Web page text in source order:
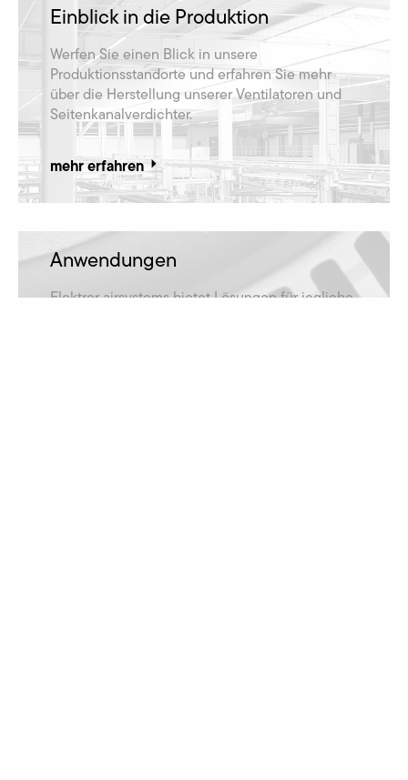
Einblick in die Produktion
Werfen Sie einen Blick in unsere
Produktionsstandorte und erfahren Sie mehr
über die Herstellung unserer Ventilatoren und
Seitenkanalverdichter.
mehr erfahren
Anwendungen
Elektror airsystems bietet Lösungen für jegliche